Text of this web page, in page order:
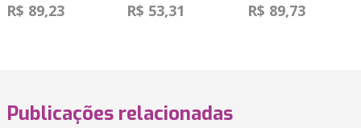
R$ 89,23 R$ 53,31 R$ 89,73
Publicações relacionadas